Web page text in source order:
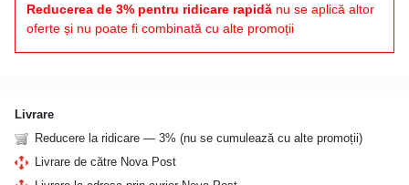
Reducerea de 3% pentru ridicare rapidă nu se aplică altor
oferte și nu poate fi combinată cu alte promoții
Livrare
Reducere la ridicare — 3% (nu se cumulează cu alte promoții)
Livrare de către Nova Post